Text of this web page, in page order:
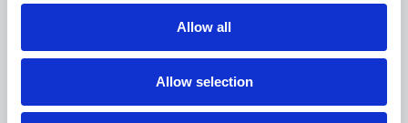
Allow all
Allow selection